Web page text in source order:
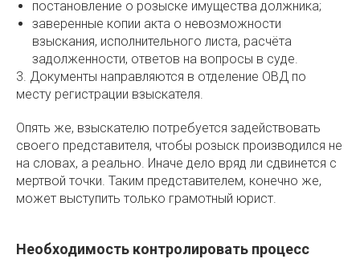
постановление о розыске имущества должника;
заверенные копии акта о невозможности
взыскания, исполнительного листа, расчёта
задолженности, ответов на вопросы в суде.
3. Документы направляются в отделение ОВД по
месту регистрации взыскателя.
Опять же, взыскателю потребуется задействовать
своего представителя, чтобы розыск производился не
на словах, а реально. Иначе дело вряд ли сдвинется с
мертвой точки. Таким представителем, конечно же,
может выступить только грамотный юрист.
Необходимость контролировать процесс